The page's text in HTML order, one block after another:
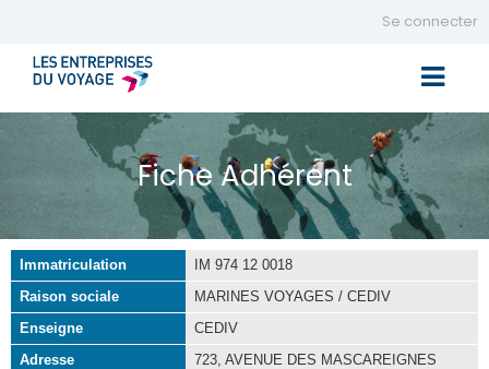
Se connecter
Fiche Adhérent
Immatriculation
IM 974 12 0018
Raison sociale
MARINES VOYAGES / CEDIV
Enseigne
CEDIV
Adresse
723, AVENUE DES MASCAREIGNES